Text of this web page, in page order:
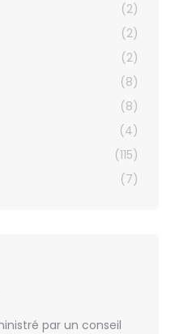
(2)
(2)
(2)
(8)
(8)
(4)
(115)
(7)
par un conseil